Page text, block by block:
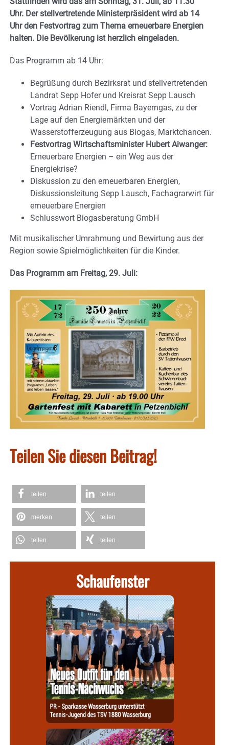
Uhr. Der stellvertretende Ministerpräsident wird ab 14
Uhr den Festvortrag zum Thema erneuerbare Energien
halten. Die Bevölkerung ist herzlich eingeladen.
Das Programm ab 14 Uhr:
Begrüßung durch Bezirksrat und stellvertretenden
Landrat Sepp Hofer und Kreisrat Sepp Lausch
Vortrag Adrian Riendl, Firma Bayerngas, zu der
Lage auf den Energiemärkten und der
Wasserstofferzeugung aus Biogas, Marktchancen.
Festvortrag Wirtschaftsminister Hubert Aiwanger:
Erneuerbare Energien – ein Weg aus der
Energiekrise?
Diskussion zu den erneuerbaren Energien,
Diskussionsleitung Sepp Lausch, Fachagrarwirt für
erneuerbare Energien
Schlusswort Biogasberatung GmbH
Mit musikalischer Umrahmung und Bewirtung aus der
Region sowie Spielmöglichkeiten für die Kinder.
Das Programm am Freitag, 29. Juli:
Teilen Sie diesen Beitrag!
teilen teilen
merken teilen
teilen teilen
Schaufenster